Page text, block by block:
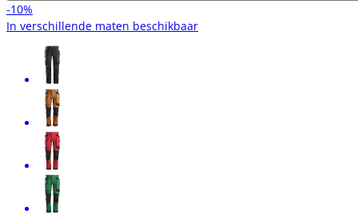
-10%
In verschillende maten beschikbaar